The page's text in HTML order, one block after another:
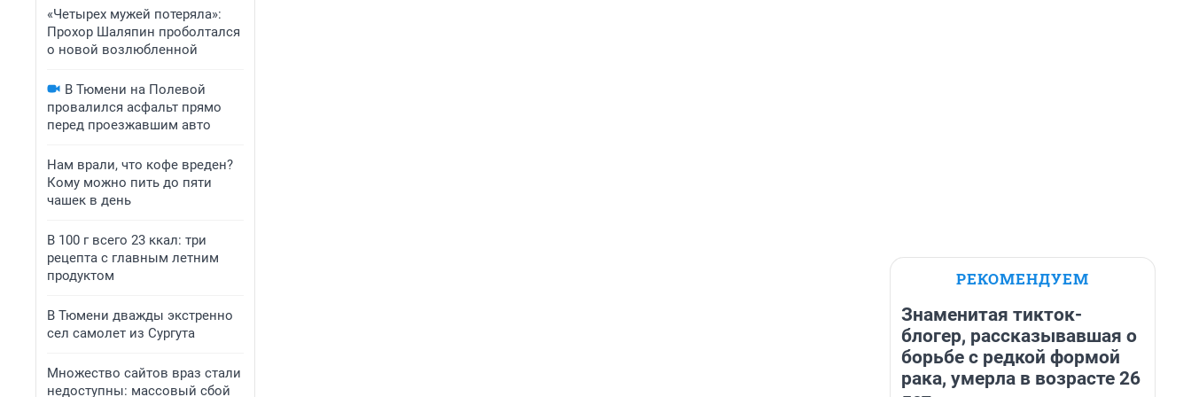
«Четырех мужей потеряла»:
Прохор Шаляпин проболтался
о новой возлюбленной
В Тюмени на Полевой
провалился асфальт прямо
перед проезжавшим авто
Нам врали, что кофе вреден?
Кому можно пить до пяти
чашек в день
В 100 г всего 23 ккал: три
рецепта с главным летним
продуктом
В Тюмени дважды экстренно
сел самолет из Сургута
Множество сайтов враз стали
недоступны: массовый сбой
РЕКОМЕНДУЕМ
Знаменитая тикток-
блогер, рассказывавшая о
борьбе с редкой формой
рака, умерла в возрасте 26